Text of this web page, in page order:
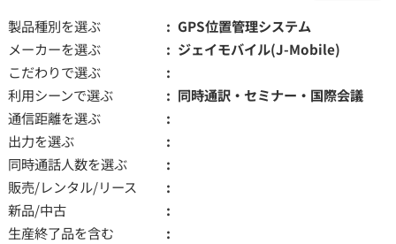
製品種別を選ぶ
GPS位置管理システム
メーカーを選ぶ
ジェイモバイル(J-Mobile)
こだわりで選ぶ
利用シーンで選ぶ
同時通訳・セミナー・国際会議
通信距離を選ぶ
出力を選ぶ
同時通話人数を選ぶ
販売/レンタル/リース
新品/中古
生産終了品を含む